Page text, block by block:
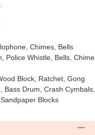
Chimes, Bells
Police Whistle, Bells, Chime
Block, Ratchet, Gong
Bass Drum, Crash Cymbals,
Blocks